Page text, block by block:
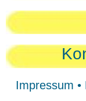
Impressum •